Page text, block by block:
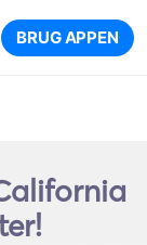
BRUG APPEN